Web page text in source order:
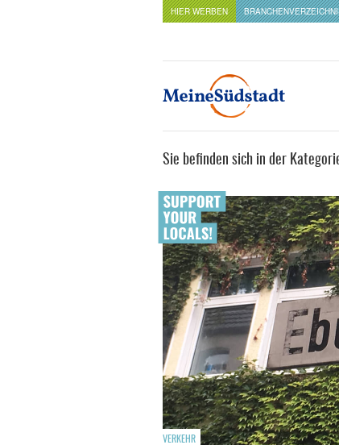
HIER WERBEN
Sie befinden sich in der
VERKEHR